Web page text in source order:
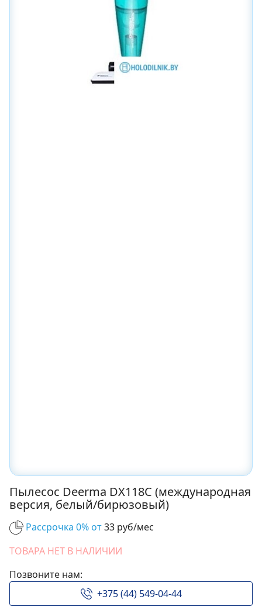
Пылесос Deerma DX118C (международная
версия, белый/бирюзовый)
Рассрочка 0% от33 руб/мес
ТОВАРА НЕТ В НАЛИЧИИ
Позвоните нам:
+375 (44) 549-04-44